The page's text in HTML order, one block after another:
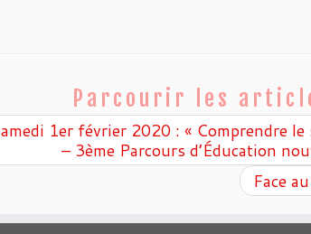
Parcourir les
1er février 2020 : « Comprendre le
– 3ème Parcours d’Éducation
Face